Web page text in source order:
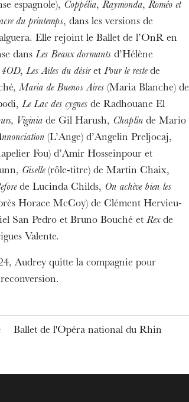
espagnole), Coppélia, Raymonda, Roméo et
du printemps, dans les versions de
Elle rejoint le Ballet de l’OnR en
dans Les Beaux dormantsd’Hélène
4OD, Les Ailes du désiret Pour le restede
Maria de Buenos Aires(Maria Blanche) de
Le Lac des cygnesde Radhouane El
Viginiade Gil Harush, Chaplinde Mario
(L’Ange) d’Angelin Preljocaj,
Fou) d’Amir Hosseinpour et
Giselle(rôle-titre) de Martin Chaix,
de Lucinda Childs, On achève bien les
Horace McCoy) de Clément Hervieu-
San Pedro et Bruno Bouché et Rexde
Valente.
Audrey quitte la compagnie pour
Ballet de l'Opéra national du Rhin